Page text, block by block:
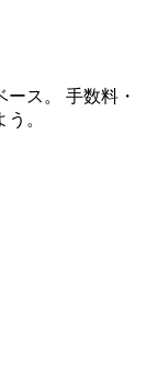
ス。 手数料・
。